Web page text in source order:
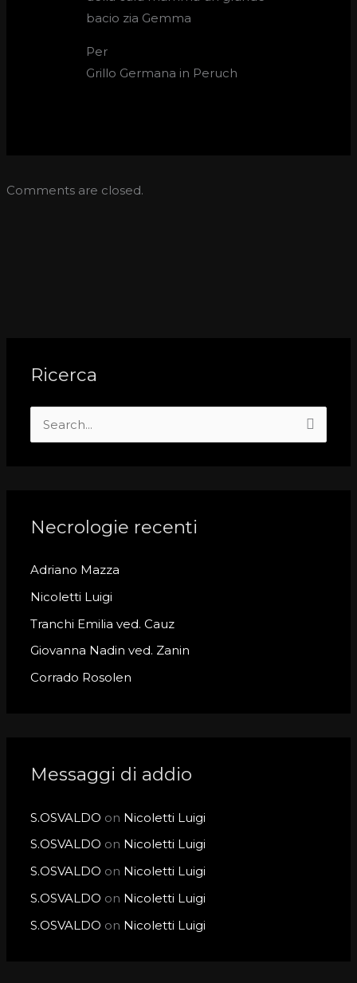
bacio zia Gemma
Per
Grillo Germana in Peruch
Comments are closed.
Ricerca
c
f
o
r
:
Necrologie recenti
Adriano Mazza
Nicoletti Luigi
Tranchi Emilia ved. Cauz
Giovanna Nadin ved. Zanin
Corrado Rosolen
Messaggi di addio
S.OSVALDO on Nicoletti Luigi
S.OSVALDO on Nicoletti Luigi
S.OSVALDO on Nicoletti Luigi
S.OSVALDO on Nicoletti Luigi
S.OSVALDO on Nicoletti Luigi